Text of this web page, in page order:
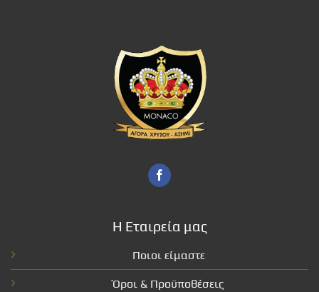
Η Εταιρεία μας
Ποιοι είμαστε
Όροι & Προϋποθέσεις